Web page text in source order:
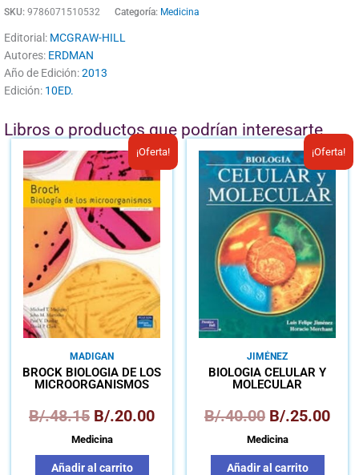
SKU: 9786071510532 Categoría: Medicina
Editorial: MCGRAW-HILL
Autores: ERDMAN
Año de Edición:2013
Edición: 10ED.
Libros o productos que podrían interesarte
¡Oferta!
MADIGAN
BROCK BIOLOGÍA DE LOS
MICROORGANISMOS
B/.48.15
El
precio
era:
B/.48.15.
B/.20.00
El
precio
es:
Medicina
Añadir al carrito
¡Oferta!
JIMÉNEZ
BIOLOGÍA CELULAR Y
MOLECULAR
B/.40.00
El
precio
original
era:
B/.40.00.
B/.25.00
El
es:
Medicina
Añadir al carrito